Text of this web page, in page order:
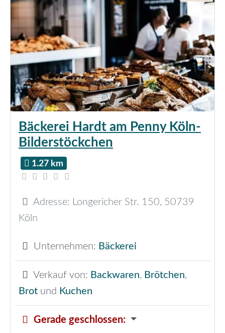
Bäckerei Hardt am Penny Köln-
Bilderstöckchen
1.27 km
Adresse: Longericher Str. 150, 50739
Köln
Unternehmen: Bäckerei
Verkauf von: Backwaren, Brötchen,
Brot und Kuchen
Gerade geschlossen: